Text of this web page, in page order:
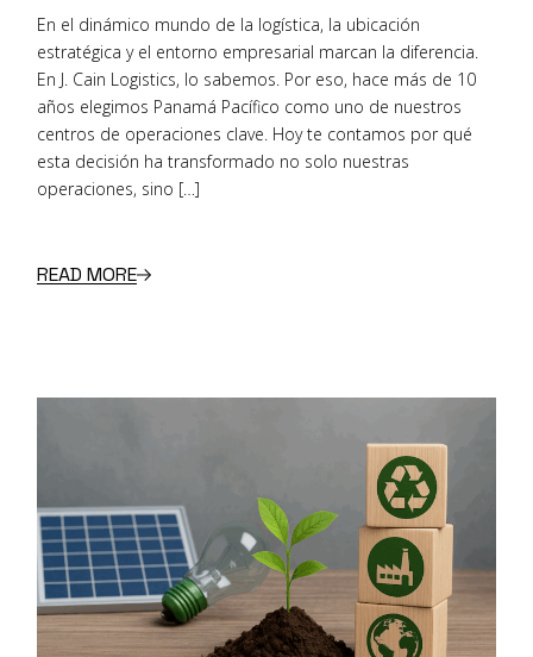
En el dinámico mundo de la logística, la ubicación
estratégica y el entorno empresarial marcan la diferencia.
En J. Cain Logistics, lo sabemos. Por eso, hace más de 10
años elegimos Panamá Pacífico como uno de nuestros
centros de operaciones clave. Hoy te contamos por qué
esta decisión ha transformado no solo nuestras
operaciones, sino […]
READ MORE